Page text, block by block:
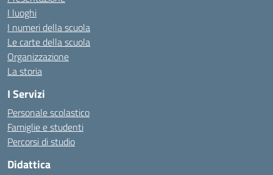
I luoghi
I numeri della scuola
Le carte della scuola
Organizzazione
La storia
I Servizi
Personale scolastico
Famiglie e studenti
Percorsi di studio
Didattica